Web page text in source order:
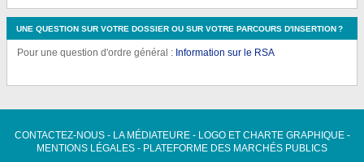
UNE QUESTION SUR VOTRE DOSSIER OU SUR VOTRE PARCOURS D'INSERTION ?
Pour une question d'ordre général : Information sur le RSA
CONTACTEZ-NOUS- LA MÉDIATEURE- LOGO ET CHARTE GRAPHIQUE-
MENTIONS LÉGALES - PLATEFORME DES MARCHÉS PUBLICS